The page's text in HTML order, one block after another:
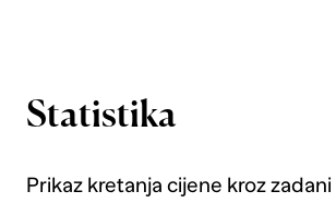
Statistika
Prikaz kretanja cijene kroz